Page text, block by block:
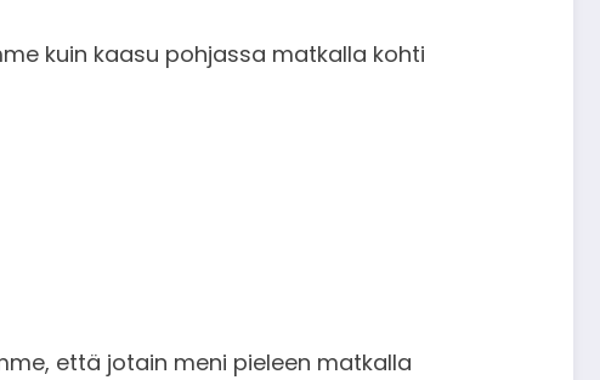
kuin kaasu pohjassa matkalla kohti
että jotain meni pieleen matkalla